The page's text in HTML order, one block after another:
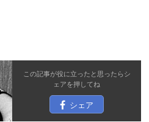
この記事が役に立ったと思ったらシ
ェアを押してね
シェア